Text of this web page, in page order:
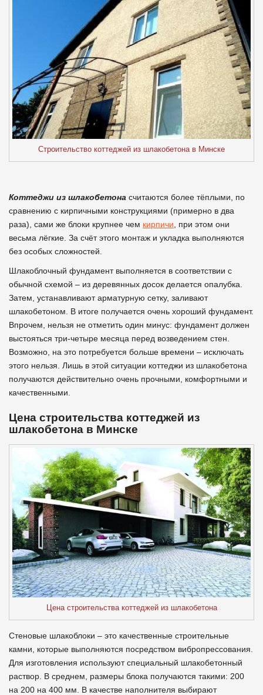
Строительство коттеджей из шлакобетона в Минске
Коттеджи из шлакобетона считаются более тёплыми, по
сравнению с кирпичными конструкциями (примерно в два
раза), сами же блоки крупнее чем кирпичи , при этом они
весьма лёгкие. За счёт этого монтаж и укладка выполняются
без особых сложностей.
Шлакоблочный фундамент выполняется в соответствии с
обычной схемой – из деревянных досок делается опалубка.
Затем, устанавливают арматурную сетку, заливают
шлакобетоном. В итоге получается очень хороший фундамент.
Впрочем, нельзя не отметить один минус: фундамент должен
выстояться три-четыре месяца перед возведением стен.
Возможно, на это потребуется больше времени – исключать
этого нельзя. Лишь в этой ситуации коттеджи из шлакобетона
получаются действительно очень прочными, комфортными и
качественными.
Цена строительства коттеджей из
шлакобетона в Минске
Цена строительства коттеджей из шлакобетона
Стеновые шлакоблоки – это качественные строительные
камни, которые выполняются посредством вибропрессования.
Для изготовления используют специальный шлакобетонный
раствор. В среднем, размеры блока получаются такими: 200
на 200 на 400 мм. В качестве наполнителя выбирают